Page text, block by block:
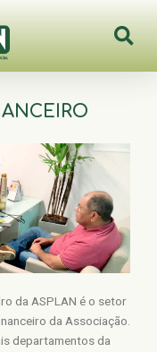
da ASPLAN é o setor
da Associação.
departamentos da